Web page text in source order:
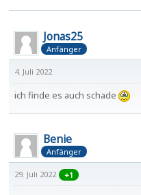
Jonas25
Anfänger
4. Juli 2022
ich finde es auch schade
Benie
Anfänger
29. Juli 2022 +1